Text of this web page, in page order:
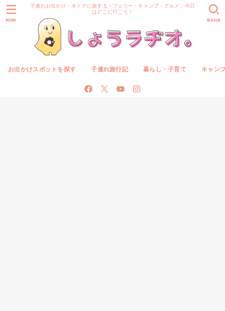
子連れお出かけ・オトクに旅する・フェリー・キャンプ・グルメ…今日
はどこに行こう！
お出かけスポットを探す 子連れ旅行記 暮らし・子育て キャン
SEARCH
MENU